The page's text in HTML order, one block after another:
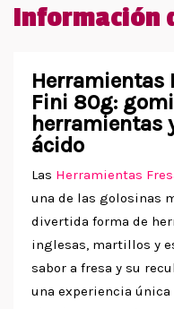
Información
Herramientas
Fini 80g:
herramientas
ácido
Las Herramientas
una de las golosinas
divertida forma de
inglesas, martillos y
sabor a fresa y su
una experiencia